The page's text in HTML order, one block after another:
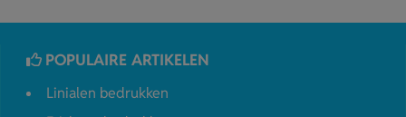
POPULAIRE ARTIKELEN
Linialen bedrukken